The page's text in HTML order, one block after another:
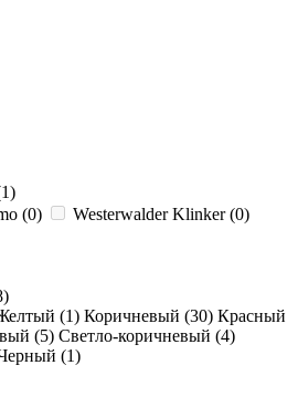
1)
(0) Westerwalder Klinker(0)
)
(1) Коричневый (30) Красный
(5) Светло-коричневый (4)
(1)